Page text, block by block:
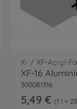
X- / XF-Acryl-
XF-16
300081316
5,49 € 1 l =